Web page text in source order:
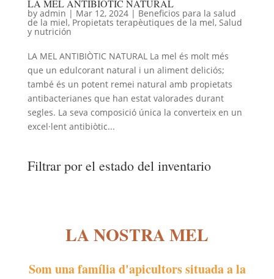
LA MEL ANTIBIÒTIC NATURAL
by admin | Mar 12, 2024| Beneficios para la salud
de la miel, Propietats terapèutiques de la mel, Salud
y nutrición
LA MEL ANTIBIÒTIC NATURAL La mel és molt més
que un edulcorant natural i un aliment deliciós;
també és un potent remei natural amb propietats
antibacterianes que han estat valorades durant
segles. La seva composició única la converteix en un
excel·lent antibiòtic...
Filtrar por el estado del inventario
LA NOSTRA MEL
Som una família d'apicultors situada a la